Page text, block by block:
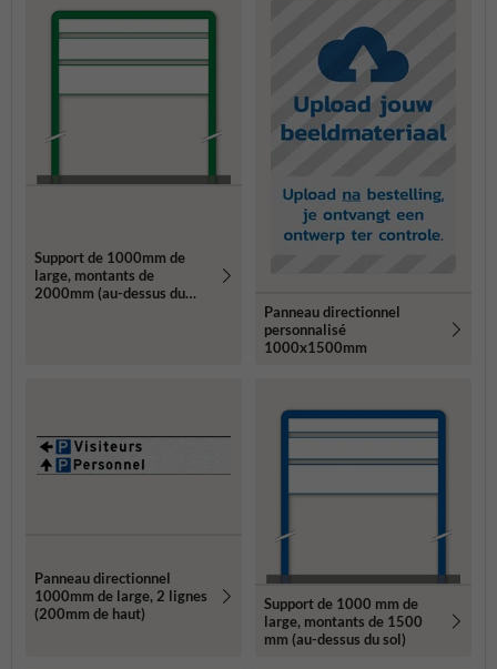
Support de 1000mm de
large, montants de
2000mm (au-dessus du
Panneau directionnel
personnalisé
1000x1500mm
Panneau directionnel
1000mm de large, 2 lignes
(200mm de haut)
Support de 1000 mm de
large, montants de 1500
mm (au-dessus du sol)